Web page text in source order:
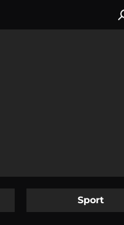
Sport